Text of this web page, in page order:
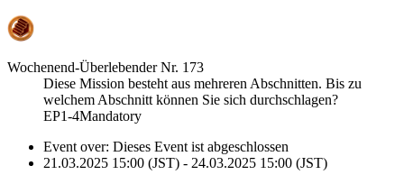
Wochenend-Überlebender Nr. 173
Diese Mission besteht aus mehreren Abschnitten. Bis zu
welchem Abschnitt können Sie sich durchschlagen?
EP1-4Mandatory
Event over: Dieses Event ist abgeschlossen
21.03.2025 15:00 (JST) - 24.03.2025 15:00 (JST)